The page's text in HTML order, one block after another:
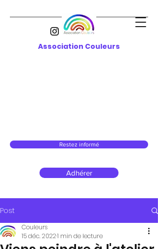
Association Couleurs
Restez informé
Adhérer
Post
Couleurs
15 déc. 20221 min de lecture